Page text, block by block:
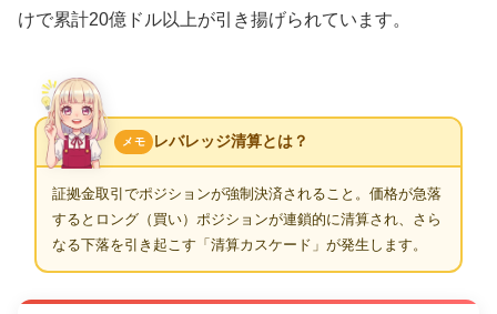
けで累計20億ドル以上が引き揚げられています。
メモ レバレッジ清算とは？
証拠金取引でポジションが強制決済されること。価格が急落
するとロング（買い）ポジションが連鎖的に清算され、さら
なる下落を引き起こす「清算カスケード」が発生します。